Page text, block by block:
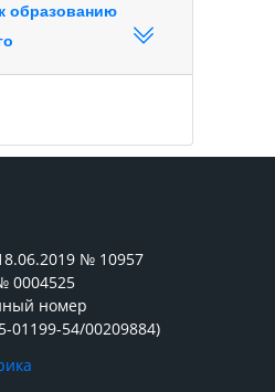
образованию
№ 10957
0004525
номер
01199-54/00209884)